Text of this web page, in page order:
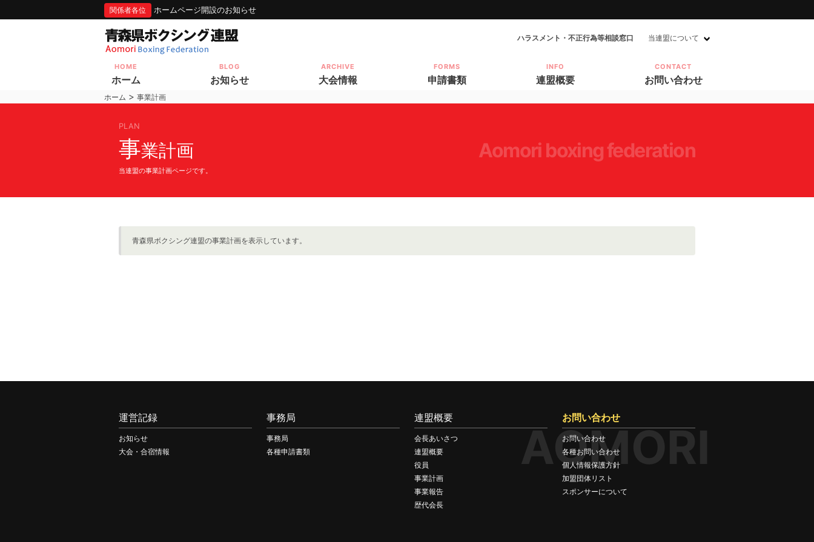
関係者各位 ホームページ開設のお知らせ
ハラスメント・不正行為等相談窓口 当連盟について
HOME
ホーム
BLOG
お知らせ
ARCHIVE
大会情報
FORMS
申請書類
INFO
連盟概要
CONTACT
お問い合わせ
ホーム > 事業計画
aomori boxing federation
PLAN
事業計画
当連盟の事業計画ページです。
青森県ボクシング連盟の事業計画を表示しています。
AOMORI
運営記録
お知らせ
大会・合宿情報
事務局
事務局
各種申請書類
連盟概要
会長あいさつ
連盟概要
役員
事業計画
事業報告
歴代会長
お問い合わせ
お問い合わせ
各種お問い合わせ
個人情報保護方針
加盟団体リスト
スポンサーについて